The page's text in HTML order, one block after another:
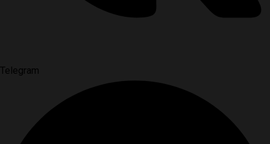
Telegram